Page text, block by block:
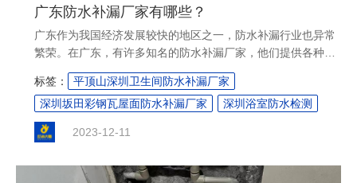
广东防水补漏厂家有哪些？
广东作为我国经济发展较快的地区之一，防水补漏行业也异常
繁荣。在广东，有许多知名的防水补漏厂家，他们提供各种类
型的防水补漏产品和服务，以满足不同客户的需求。以下是广
东一些主要的防水补漏厂家：....
标签：
平顶山深圳卫生间防水补漏厂家
深圳坂田彩钢瓦屋面防水补漏厂家
深圳浴室防水检测
2023-12-11